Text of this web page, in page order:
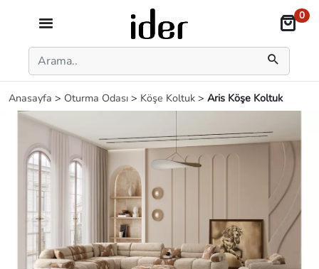
0
Anasayfa > Oturma Odası > Köşe Koltuk > Aris Köşe Koltuk